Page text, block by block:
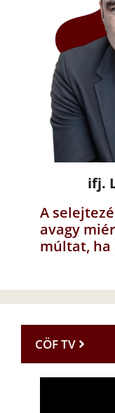
ifj.
A
avagy
múltat, ha
CÖF TV